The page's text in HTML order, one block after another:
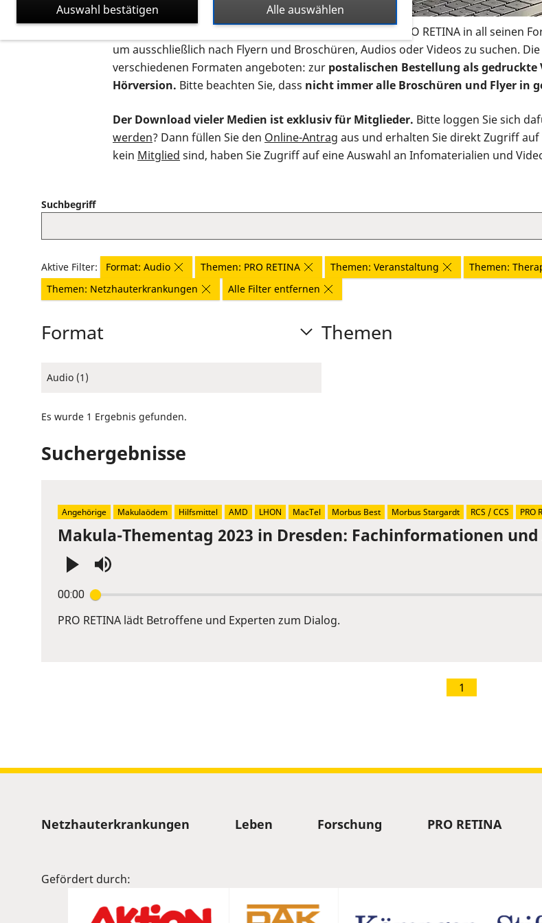
Auf dieser Seite finden Sie sämtliches Infomaterial der PRO RETINA in all seinen
um ausschließlich nach Flyern und Broschüren, Audios oder Videos zu suchen.
verschiedenen Formaten angeboten: zur postalischen Bestellung als gedruckte
Hörversion. Bitte beachten Sie, dass nicht immer alle Broschüren und Flyer in
Der Download vieler Medien ist exklusiv für Mitglieder. Bitte loggen Sie sich
werden? Dann füllen Sie den Online-Antrag aus und erhalten Sie direkt Zugriff
kein Mitglied sind, haben Sie Zugriff auf eine Auswahl an Infomaterialien und
Suchbegriff
Aktive Filter: Format: Audio Themen: PRO RETINA Themen: Veranstaltung Themen:
Themen: Netzhauterkrankungen
Alle Filter entfernen
Format
Audio (1)
Themen
Es wurde 1 Ergebnis gefunden.
Suchergebnisse
Makula-Thementag 2023 in Dresden: Fachinformationen
00:00
Enter
or
PRO RETINA lädt Betroffene und Experten zum Dialog.
Angehörige Makulaödem Hilfsmittel AMD LHON MacTel Morbus Best Morbus Stargardt RCS / CCS PRO
1
Sitemap
Netzhauterkrankungen Leben Forschung PRO RETINA
Gefördert durch:
Alle auswählen
Auswahl bestätigen